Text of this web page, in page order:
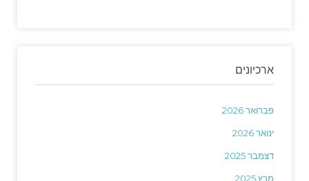
ארכיונים
פברואר 2026
ינואר 2026
דצמבר 2025
מרץ 2025